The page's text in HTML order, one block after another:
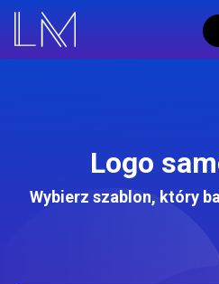
Logo
Wybierz szablon, który